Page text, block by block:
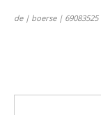
de | boerse |